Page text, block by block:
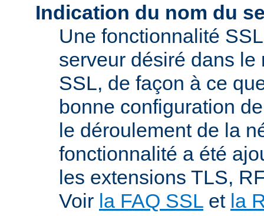
Indication du nom du
Une fonctionnalité
serveur désiré dans
SSL, de façon à ce
bonne configuration
le déroulement de la
fonctionnalité a été
les extensions TLS,
Voir la FAQ SSL et la